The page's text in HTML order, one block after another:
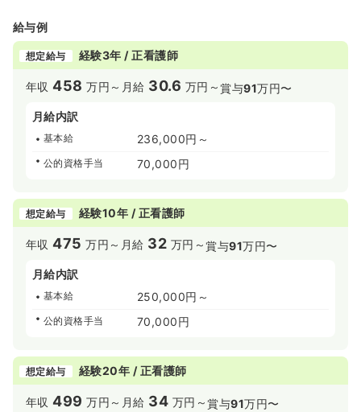
給与例
想定給与 経験3年 / 正看護師
年収458 万円～ 月給 30.6 万円～賞与91万円〜
月給内訳
基本給 236,000円～
公的資格手当 70,000円
想定給与 経験10年 / 正看護師
年収475 万円～ 月給 32 万円～賞与91万円〜
月給内訳
基本給 250,000円～
公的資格手当 70,000円
想定給与 経験20年 / 正看護師
年収499 万円～ 月給 34 万円～賞与91万円〜